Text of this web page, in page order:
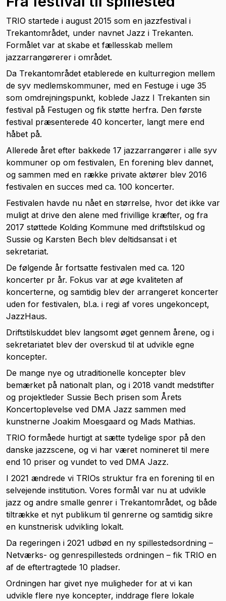
TRIO startede i august 2015 som en jazzfestival i
Trekantområdet, under navnet Jazz i Trekanten.
Formålet var at skabe et fællesskab mellem
jazzarrangørerer i området.
Da Trekantområdet etablerede en kulturregion mellem
de syv medlemskommuner, med en Festuge i uge 35
som omdrejningspunkt, koblede Jazz I Trekanten sin
festival på Festugen og fik støtte herfra. Den første
festival præsenterede 40 koncerter, langt mere end
håbet på.
Allerede året efter bakkede 17 jazzarrangører i alle syv
kommuner op om festivalen, En forening blev dannet,
og sammen med en række private aktører blev 2016
festivalen en succes med ca. 100 koncerter.
Festivalen havde nu nået en størrelse, hvor det ikke var
muligt at drive den alene med frivillige kræfter, og fra
2017 støttede Kolding Kommune med driftstilskud og
Sussie og Karsten Bech blev deltidsansat i et
sekretariat.
De følgende år fortsatte festivalen med ca. 120
koncerter pr år. Fokus var at øge kvaliteten af
koncerterne, og samtidig blev der arrangeret koncerter
uden for festivalen, bl.a. i regi af vores ungekoncept,
JazzHaus.
Driftstilskuddet blev langsomt øget gennem årene, og i
sekretariatet blev der overskud til at udvikle egne
koncepter.
De mange nye og utraditionelle koncepter blev
bemærket på nationalt plan, og i 2018 vandt medstifter
og projektleder Sussie Bech prisen som Årets
Koncertoplevelse ved DMA Jazz sammen med
kunstnerne Joakim Moesgaard og Mads Mathias.
TRIO formåede hurtigt at sætte tydelige spor på den
danske jazzscene, og vi har været nomineret til mere
end 10 priser og vundet to ved DMA Jazz.
I 2021 ændrede vi TRIOs struktur fra en forening til en
selvejende institution. Vores formål var nu at udvikle
jazz og andre smalle genrer i Trekantområdet, og både
tiltrække et nyt publikum til genrerne og samtidig sikre
en kunstnerisk udvikling lokalt.
Da regeringen i 2021 udbød en ny spillestedsordning –
Netværks- og genrespillesteds ordningen – fik TRIO en
af de eftertragtede 10 pladser.
Ordningen har givet nye muligheder for at vi kan
udvikle flere nye koncepter, inddrage flere lokale